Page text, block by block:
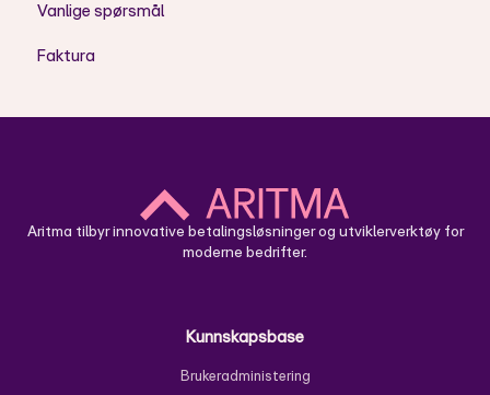
DS - Koder
DT - Koder
Installasjon/oppsett
Hvordan bruke Aritma Control
Vanlige spørsmål
Faktura
Aritma tilbyr innovative betalingsløsninger og utviklerverktøy for
moderne bedrifter.
Kunnskapsbase
Brukeradministering